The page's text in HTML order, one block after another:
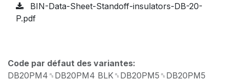
BIN-Data-Sheet-Standoff-insulators-DB-20-
P.pdf
Code par défaut des variantes:
DB20PM4␞DB20PM4 BLK␞DB20PM5␞DB20PM5